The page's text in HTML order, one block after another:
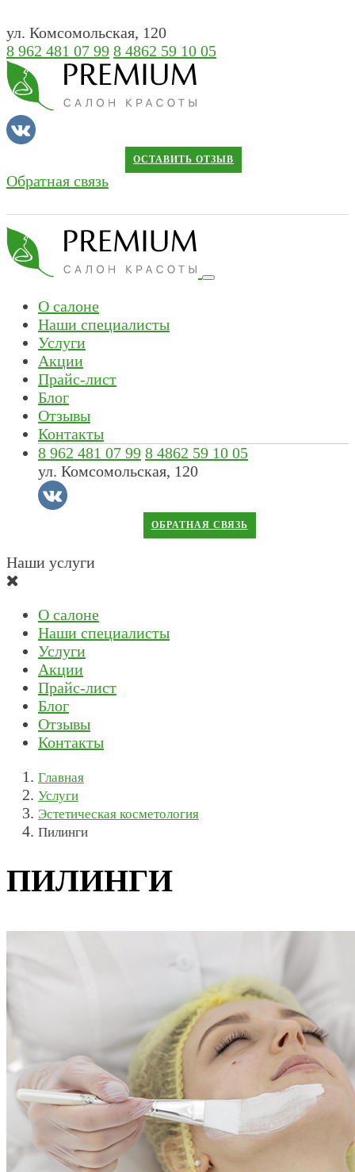
ул. Комсомольская, 120
8 962 481 07 99 8 4862 59 10 05
ОСТАВИТЬ ОТЗЫВ
Обратная связь
О салоне
Наши специалисты
Услуги
Акции
Прайс-лист
Блог
Отзывы
Контакты
8 962 481 07 99 8 4862 59 10 05
ул. Комсомольская, 120
ОБРАТНАЯ СВЯЗЬ
Наши услуги
О салоне
Наши специалисты
Услуги
Акции
Прайс-лист
Блог
Отзывы
Контакты
Главная
Услуги
Эстетическая косметология
Пилинги
ПИЛИНГИ